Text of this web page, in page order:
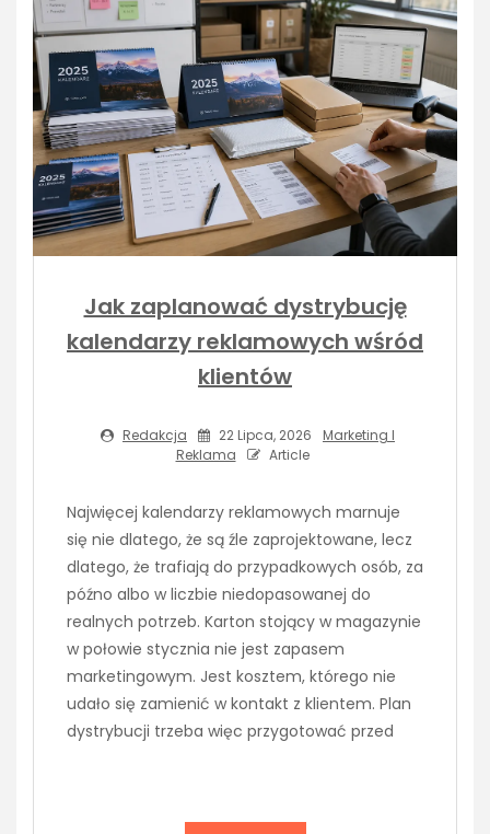
Jak zaplanować dystrybucję
kalendarzy reklamowych wśród
klientów
Redakcja 22 Lipca, 2026
Marketing I
Reklama
Article
Najwięcej kalendarzy reklamowych marnuje
się nie dlatego, że są źle zaprojektowane, lecz
dlatego, że trafiają do przypadkowych osób, za
późno albo w liczbie niedopasowanej do
realnych potrzeb. Karton stojący w magazynie
w połowie stycznia nie jest zapasem
marketingowym. Jest kosztem, którego nie
udało się zamienić w kontakt z klientem. Plan
dystrybucji trzeba więc przygotować przed